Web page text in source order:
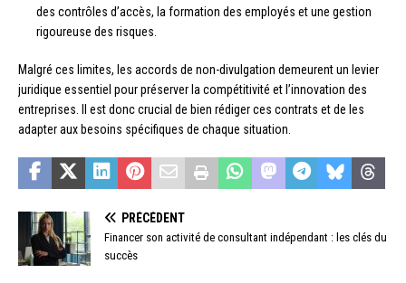
des contrôles d’accès, la formation des employés et une gestion
rigoureuse des risques.
Malgré ces limites, les accords de non-divulgation demeurent un levier
juridique essentiel pour préserver la compétitivité et l’innovation des
entreprises. Il est donc crucial de bien rédiger ces contrats et de les
adapter aux besoins spécifiques de chaque situation.
PRÉCÉDENT
Financer son activité de consultant indépendant : les clés du
succès